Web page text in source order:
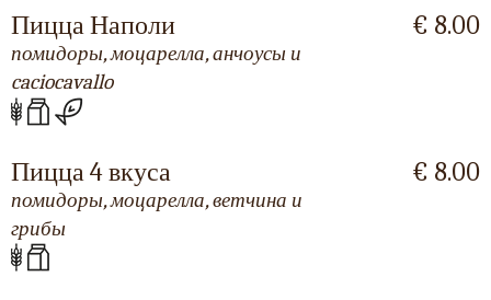
Пицца Наполи
помидоры, моцарелла, анчоусы и
caciocavallo
€ 8.00
Пицца 4 вкуса
помидоры, моцарелла, ветчина и
грибы
€ 8.00